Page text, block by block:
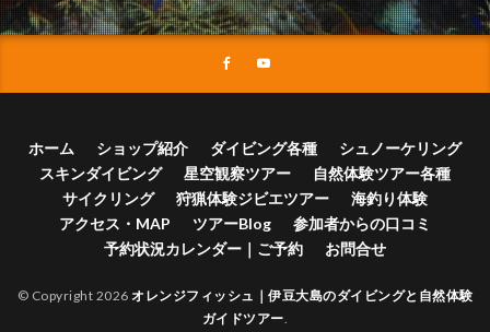
ホーム ショップ紹介 ダイビング各種
シュノーケリング
スキンダイビング
星空観察ツアー
自然体験ツアー各種
サイクリング
狩猟体験ジビエツアー
海釣り体験
アクセス・MAP
ツアーBlog
参加者からの口コミ
予約状況カレンダー｜ご予約
お問合せ
© Copyright 2026 オレンジフィッシュ｜伊豆大島のダイビングと自然体験
ガイドツアー